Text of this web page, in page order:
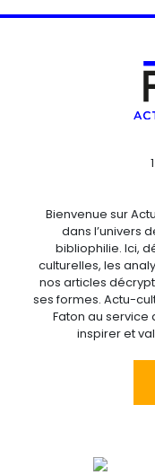
Bienvenue sur
dans l’univers
bibliophilie. Ici,
culturelles, les
nos articles
ses formes. Actu-
Faton au service
inspirer et